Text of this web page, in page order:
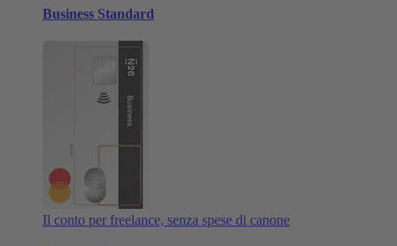
Business Standard
Il conto per freelance, senza spese di canone